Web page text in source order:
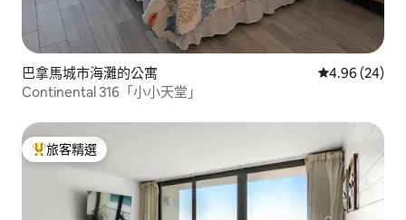
巴拿馬城市海灘的公寓 從 24 則評價
4.96 (24)
Continental 316「小小天堂」
旅客精選榜首
旅客精選